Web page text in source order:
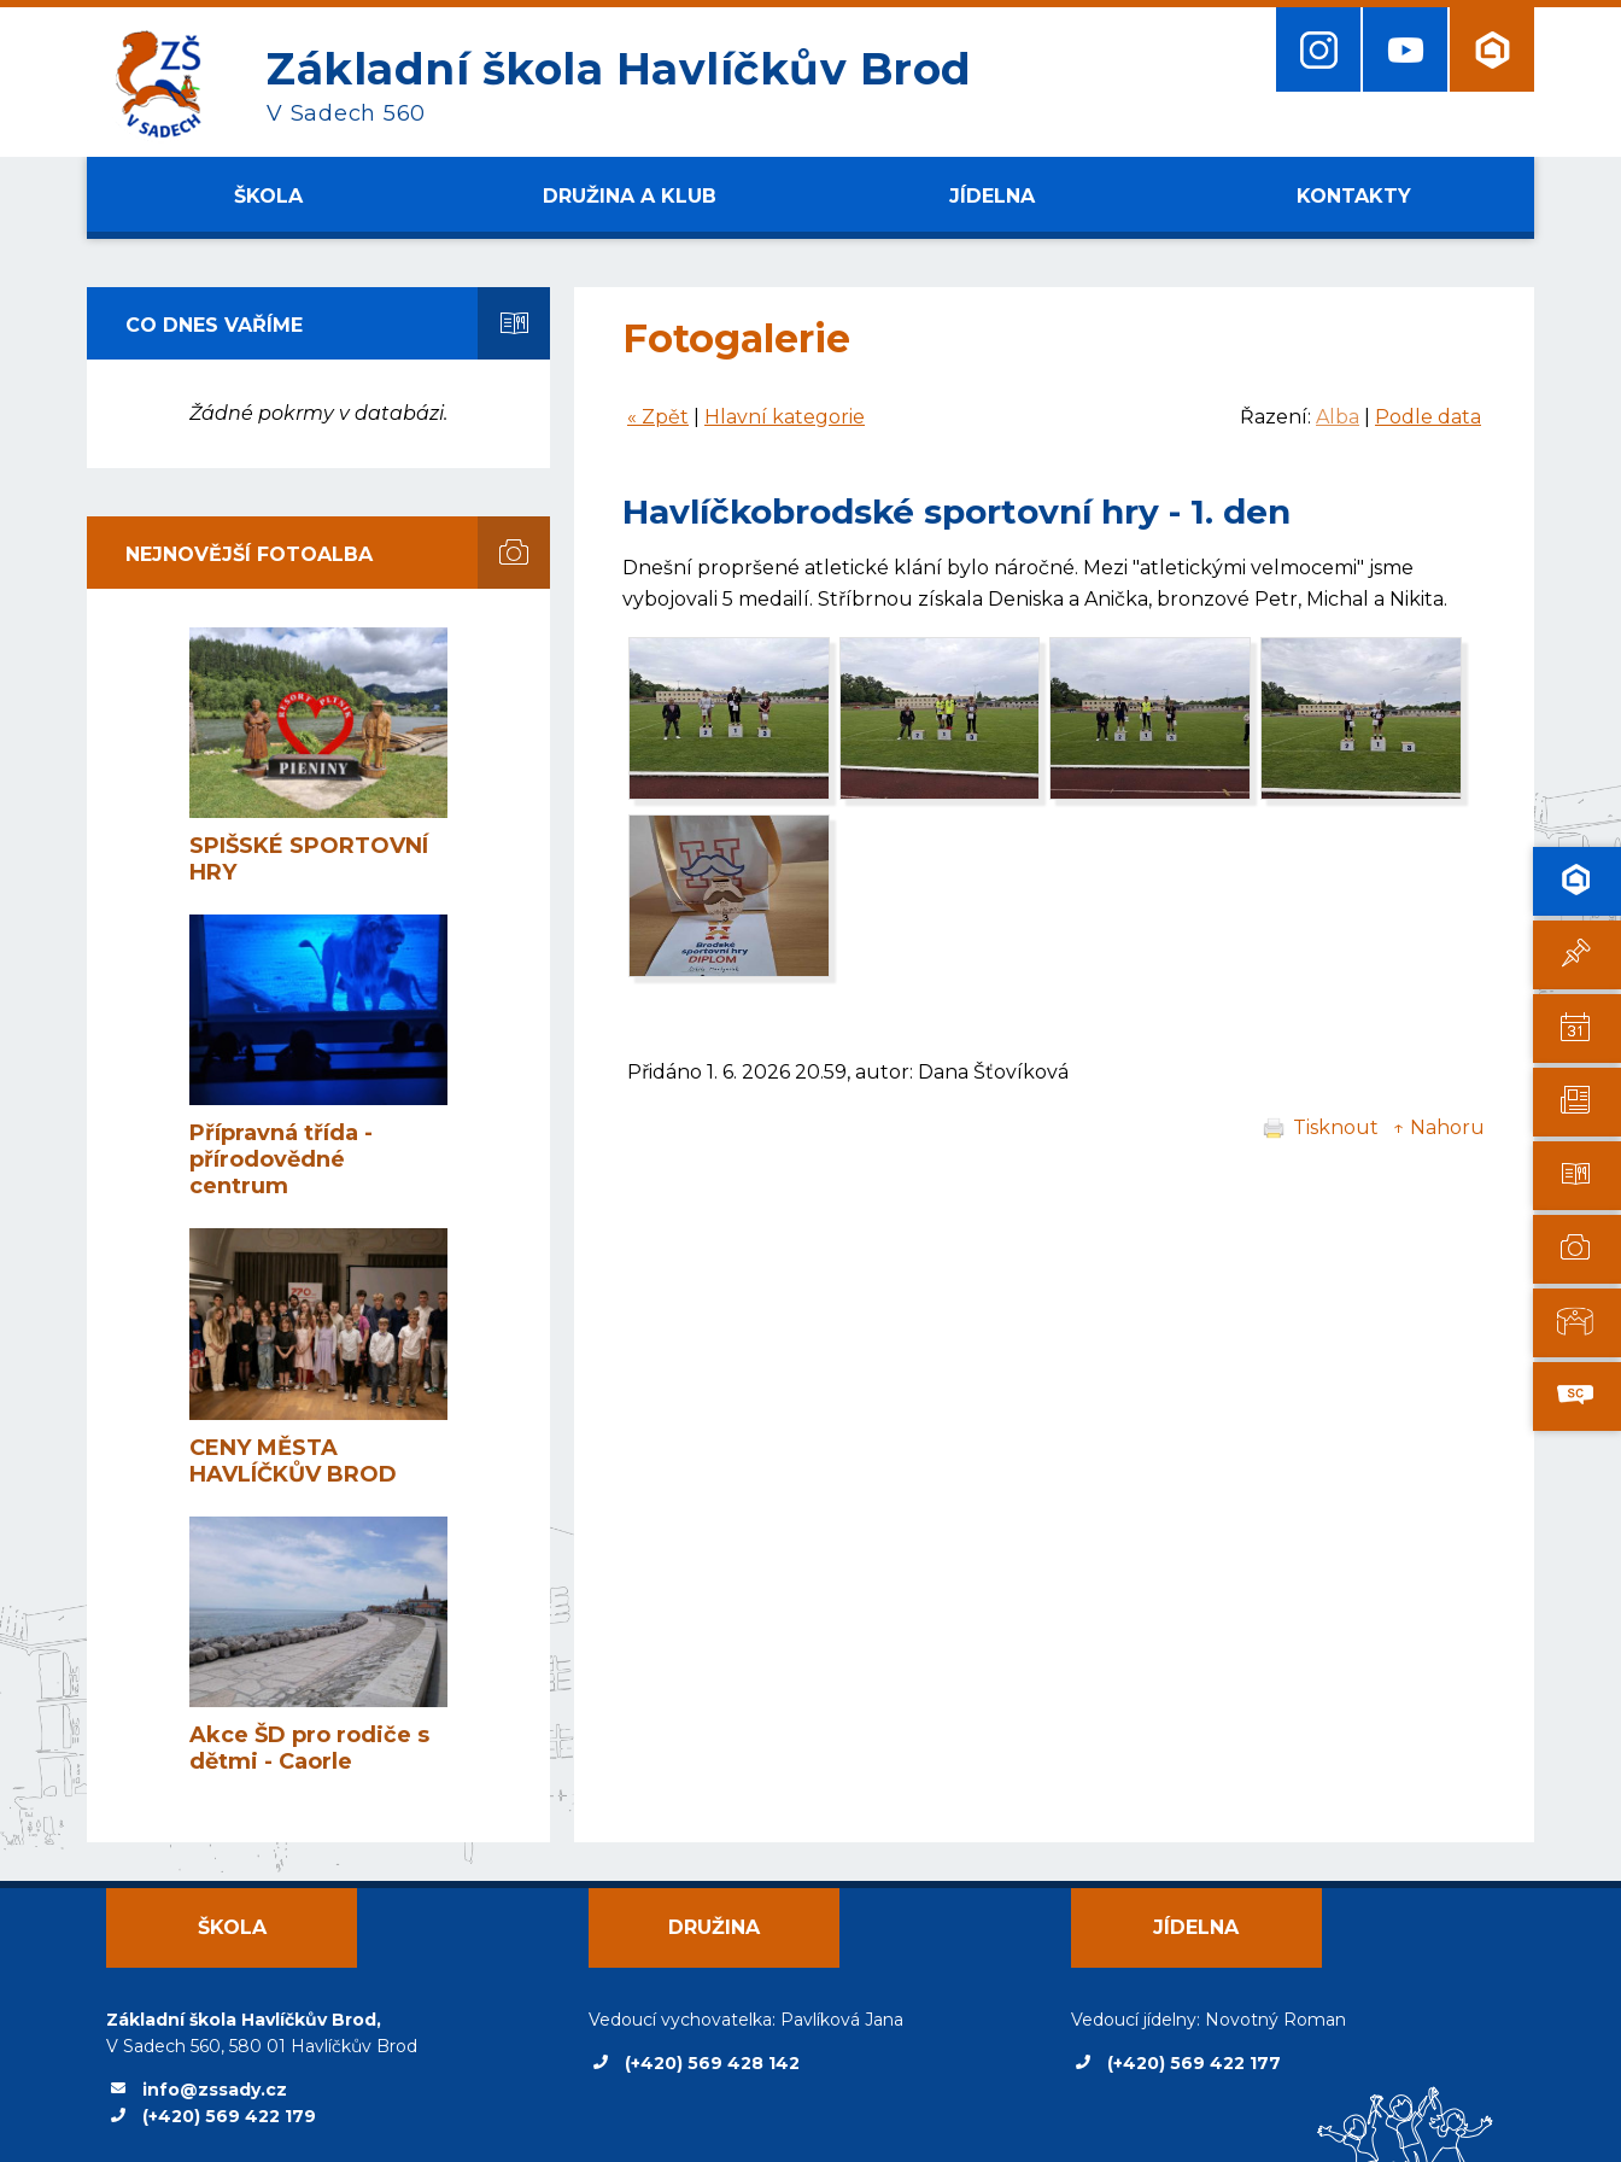
Základní škola Havlíčkův Brod
V Sadech 560
ŠKOLA DRUŽINA A KLUB JÍDELNA KONTAKTY
Fotogalerie
Řazení: Alba Podle data
« Zpět Hlavní kategorie
Havlíčkobrodské sportovní hry - 1. den
Dnešní propršené atletické klání bylo náročné. Mezi "atletickými velmocemi" jsme
vybojovali 5 medailí. Stříbrnou získala Deniska a Anička, bronzové Petr, Michal a Nikita.
Přidáno 1. 6. 2026 20.59, autor: Dana Šťovíková
Tisknout ↑ Nahoru
CO DNES VAŘÍME
Žádné pokrmy v databázi.
NEJNOVĚJŠÍ FOTOALBA
SPIŠSKÉ SPORTOVNÍ
HRY
Přípravná třída -
přírodovědné
centrum
CENY MĚSTA
HAVLÍČKŮV BROD
Akce ŠD pro rodiče s
dětmi - Caorle
ŠKOLA
Základní škola Havlíčkův Brod,
V Sadech 560, 580 01 Havlíčkův Brod
info@zssady.cz
(+420) 569 422 179
DRUŽINA
Vedoucí vychovatelka: Pavlíková Jana
(+420) 569 428 142
JÍDELNA
Vedoucí jídelny: Novotný Roman
(+420) 569 422 177